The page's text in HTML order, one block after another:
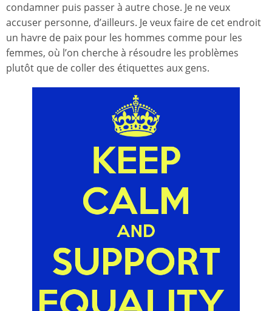
condamner puis passer à autre chose. Je ne veux
accuser personne, d’ailleurs. Je veux faire de cet endroit
un havre de paix pour les hommes comme pour les
femmes, où l’on cherche à résoudre les problèmes
plutôt que de coller des étiquettes aux gens.